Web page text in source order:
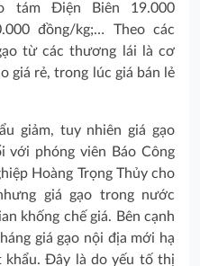
tám Điện Biên 19.000
đồng/kg;… Theo các
từ các thương lái là cơ
giá rẻ, trong lúc giá bán lẻ
giảm, tuy nhiên giá gạo
với phóng viên Báo Công
Hoàng Trọng Thủy cho
giá gạo trong nước
khống chế giá. Bên cạnh
giá gạo nội địa mới hạ
Đây là do yếu tố thị